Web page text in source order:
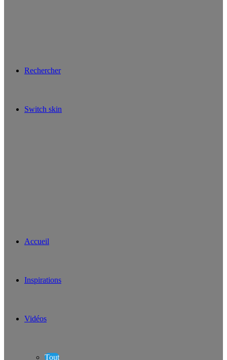
Rechercher
Switch skin
Accueil
Inspirations
Vidéos
Tout